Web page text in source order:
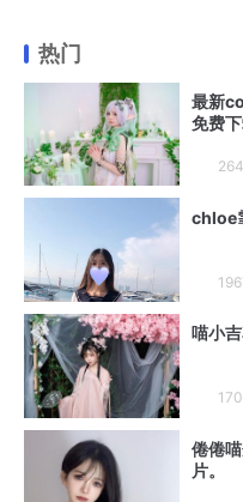
热门
最新
免费
chloe
喵小
倦倦
片。